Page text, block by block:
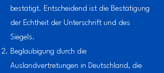
bestätigt. Entscheidend ist die Bestätigung
der Echtheit der Unterschrift und des
Siegels.
Beglaubigung durch die
Auslandvertretungen in Deutschland, die